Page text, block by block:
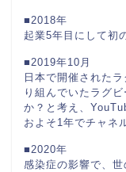
■2018年
起業5年目にして初
■2019年10月
日本で開催された
り組んでいたラグ
か？と考え、
およそ1年でチャネ
■2020年
感染症の影響で、